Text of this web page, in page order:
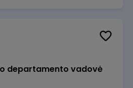
departamento vadovė